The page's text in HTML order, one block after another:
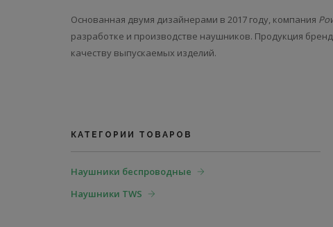
Основанная двумя дизайнерами в 2017 году, компания
разработке и производстве наушников. Продукция
качеству выпускаемых изделий.
КАТЕГОРИИ ТОВАРОВ
Наушники беспроводные
Наушники TWS